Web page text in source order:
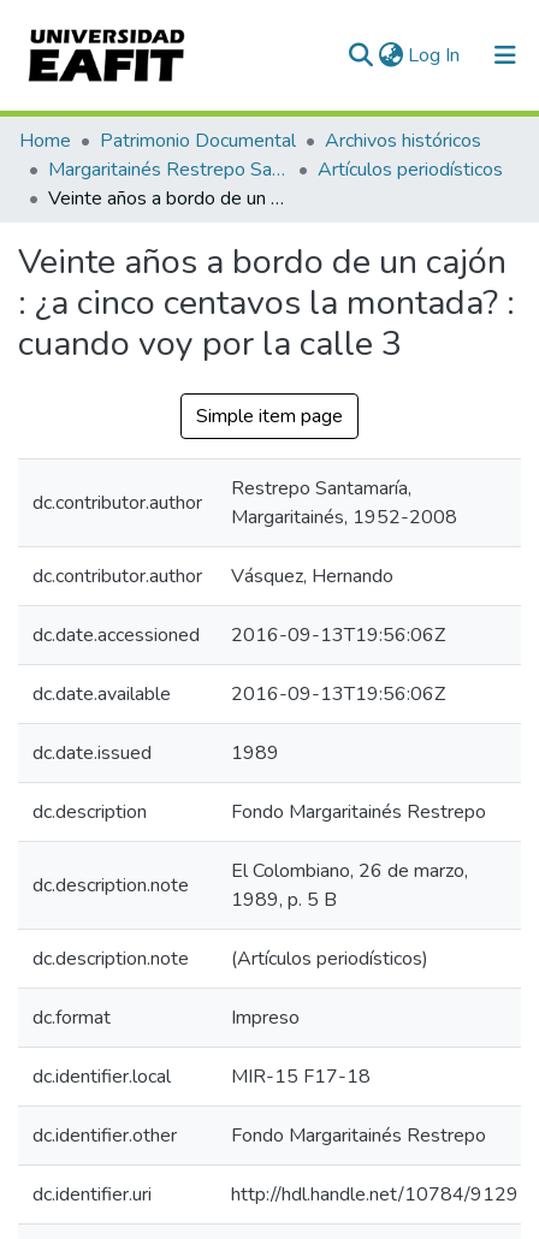
Log In (current)
Communities & Collections
All of DSpace
Home Patrimonio Documental
Archivos históricos
Margaritainés Restrepo Santamaría
Artículos periodísticos
Veinte años a bordo de un cajón : ¿a cinco centavos la montada? : cuando voy por la calle 3
Veinte años a bordo de un cajón
: ¿a cinco centavos la montada? :
cuando voy por la calle 3
Simple item page
dc.contributor.author
Restrepo Santamaría,
Margaritainés, 1952-2008
dc.contributor.author Vásquez, Hernando
dc.date.accessioned 2016-09-13T19:56:06Z
dc.date.available 2016-09-13T19:56:06Z
dc.date.issued 1989
dc.description Fondo Margaritainés Restrepo
dc.description.note
El Colombiano, 26 de marzo,
1989, p. 5 B
dc.description.note (Artículos periodísticos)
dc.format Impreso
dc.identifier.local MIR-15 F17-18
dc.identifier.other Fondo Margaritainés Restrepo
dc.identifier.uri http://hdl.handle.net/10784/9129